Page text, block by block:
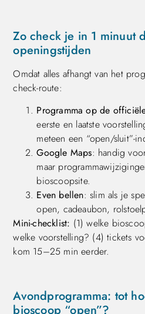
Zo check je in 1 minuut
openingstijden
Omdat alles afhangt van het
check-route:
Programma op de
eerste en laatste
meteen een “open/sluit”-
Google Maps: handig
maar
bioscoopsite.
Even bellen: slim als je
open, cadeaubon,
Mini-checklist: (1) welke
welke voorstelling? (4) tickets
kom 15–25 min eerder.
Avondprogramma: tot
bioscoop “open”?